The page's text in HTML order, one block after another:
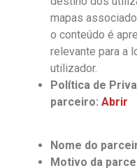
mapas
o conteúdo é
relevante para a
utilizador.
Política de
parceiro: Abrir
Nome do
Motivo da